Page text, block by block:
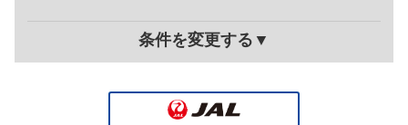
条件を変更する▼